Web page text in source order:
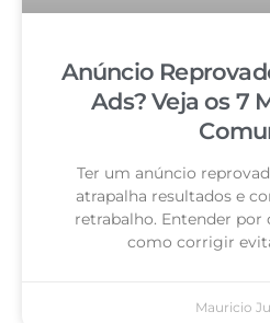
Anúncio
Ads? Veja os 7
Ter um anúncio
atrapalha resultados e
retrabalho. Entender por
como corrigir
Mauricio